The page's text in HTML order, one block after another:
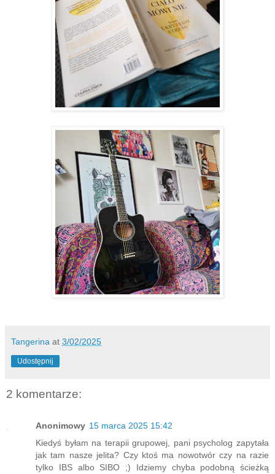
Tangerina at 3/02/2025
Udostępnij
2 komentarze:
Anonimowy 15 marca 2025 15:42
Kiedyś byłam na terapii grupowej, pani psycholog zapytała
jak tam nasze jelita? Czy ktoś ma nowotwór czy na razie
tylko IBS albo SIBO ;) Idziemy chyba podobną ścieżką